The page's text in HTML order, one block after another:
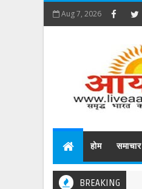
Aug 7, 2026
होम समाचार
BREAKING